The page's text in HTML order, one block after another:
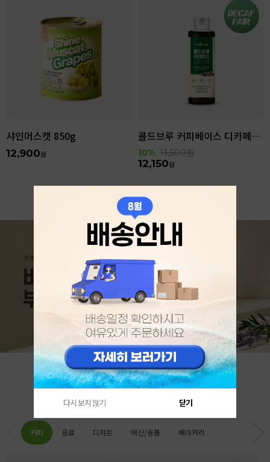
샤인머스캣 850g
12,900원
콜드브루 커피베이스 디카페인 리저브 440ml
10% 13,500원
12,150원
카테고리 베스트
커피 음료 디저트 머신/용품 베이커리
다시 보지 않기 닫기